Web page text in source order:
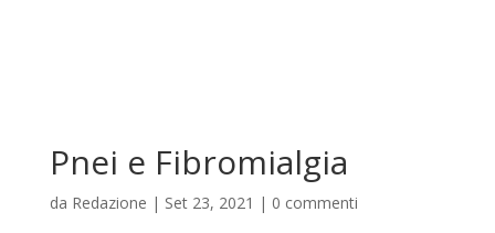
Pnei e Fibromialgia
da Redazione | Set 23, 2021 | 0 commenti